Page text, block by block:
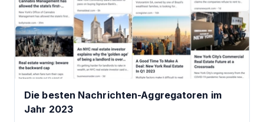
Die besten Nachrichten-Aggregatoren im
Jahr 2023